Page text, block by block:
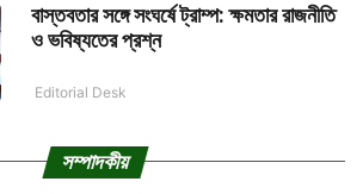
বাস্তবতার সঙ্গে সংঘর্ষে ট্রাম্প: ক্ষমতার রাজনীতি
ও ভবিষ্যতের প্রশ্ন
Editorial Desk
সম্পাদকীয়